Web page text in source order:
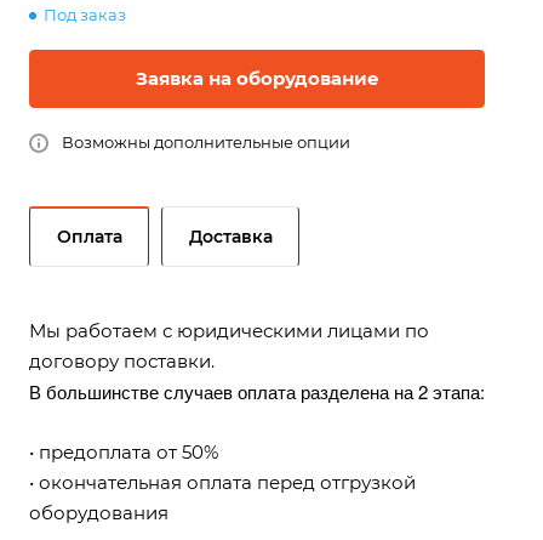
Под заказ
Заявка на оборудование
Возможны дополнительные опции
Оплата Доставка
Мы работаем с юридическими лицами по
договору поставки.
В большинстве случаев оплата разделена на 2 этапа:
• предоплата от 50%
• окончательная оплата перед отгрузкой
оборудования